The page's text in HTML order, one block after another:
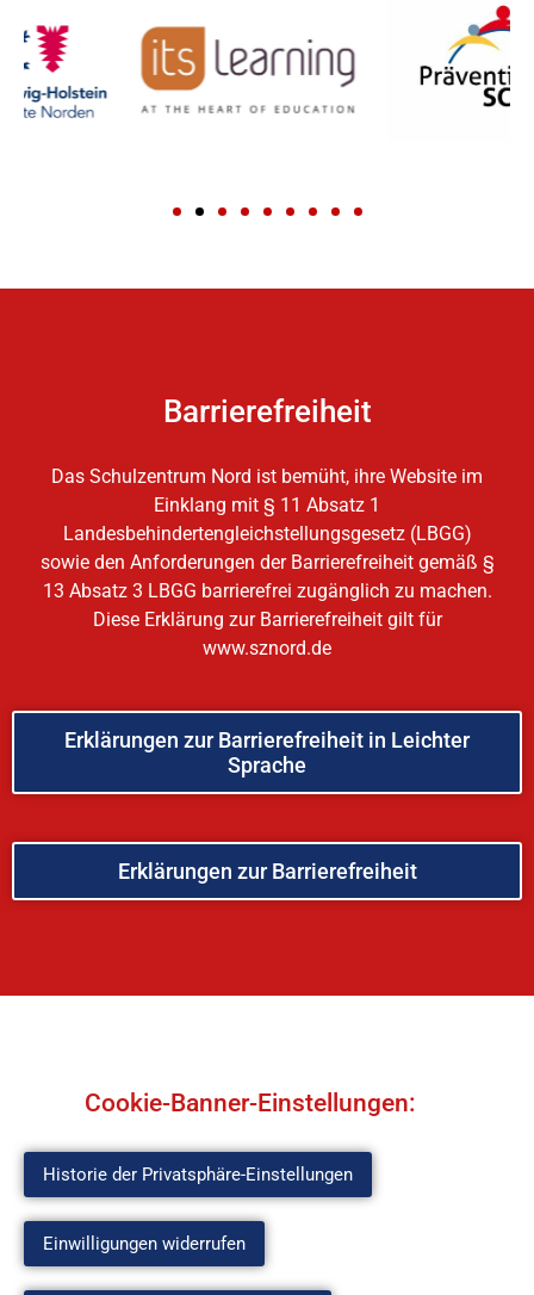
Barrierefreiheit
Das Schulzentrum Nord ist bemüht, ihre Website im
Einklang mit § 11 Absatz 1
Landesbehindertengleichstellungsgesetz (LBGG)
sowie den Anforderungen der Barrierefreiheit gemäß §
13 Absatz 3 LBGG barrierefrei zugänglich zu machen.
Diese Erklärung zur Barrierefreiheit gilt für
www.sznord.de
Erklärungen zur Barrierefreiheit in Leichter
Sprache
Erklärungen zur Barrierefreiheit
Cookie-Banner-Einstellungen:
Historie der Privatsphäre-Einstellungen
Einwilligungen widerrufen